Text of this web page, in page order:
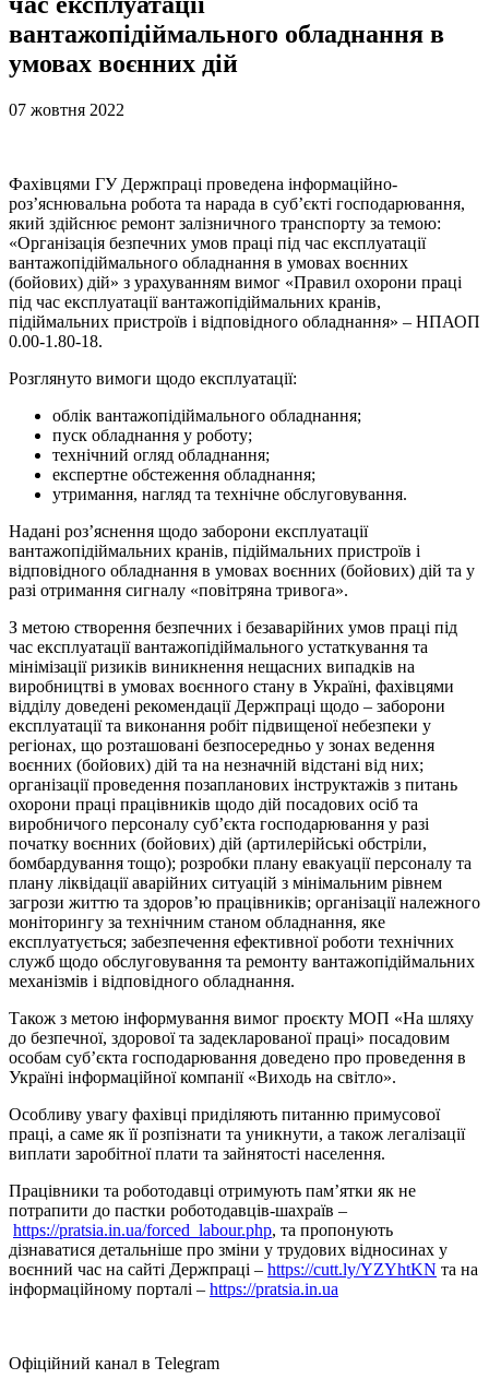
вантажопідіймального обладнання в
умовах воєнних дій
07 жовтня 2022
Фахівцями ГУ Держпраці проведена інформаційно-
роз’яснювальна робота та нарада в суб’єкті господарювання,
який здійснює ремонт залізничного транспорту за темою:
«Організація безпечних умов праці під час експлуатації
вантажопідіймального обладнання в умовах воєнних
(бойових) дій» з урахуванням вимог «Правил охорони праці
під час експлуатації вантажопідіймальних кранів,
підіймальних пристроїв і відповідного обладнання» – НПАОП
0.00-1.80-18.
Розглянуто вимоги щодо експлуатації:
облік вантажопідіймального обладнання;
пуск обладнання у роботу;
технічний огляд обладнання;
експертне обстеження обладнання;
утримання, нагляд та технічне обслуговування.
Надані роз’яснення щодо заборони експлуатації
вантажопідіймальних кранів, підіймальних пристроїв і
відповідного обладнання в умовах воєнних (бойових) дій та у
разі отримання сигналу «повітряна тривога».
З метою створення безпечних і безаварійних умов праці під
час експлуатації вантажопідіймального устаткування та
мінімізації ризиків виникнення нещасних випадків на
виробництві в умовах воєнного стану в Україні, фахівцями
відділу доведені рекомендації Держпраці щодо – заборони
експлуатації та виконання робіт підвищеної небезпеки у
регіонах, що розташовані безпосередньо у зонах ведення
воєнних (бойових) дій та на незначній відстані від них;
організації проведення позапланових інструктажів з питань
охорони праці працівників щодо дій посадових осіб та
виробничого персоналу суб’єкта господарювання у разі
початку воєнних (бойових) дій (артилерійські обстріли,
бомбардування тощо); розробки плану евакуації персоналу та
плану ліквідації аварійних ситуацій з мінімальним рівнем
загрози життю та здоров’ю працівників; організації належного
моніторингу за технічним станом обладнання, яке
експлуатується; забезпечення ефективної роботи технічних
служб щодо обслуговування та ремонту вантажопідіймальних
механізмів і відповідного обладнання.
Також з метою інформування вимог проєкту МОП «На шляху
до безпечної, здорової та задекларованої праці» посадовим
особам суб’єкта господарювання доведено про проведення в
Україні інформаційної компанії «Виходь на світло».
Особливу увагу фахівці приділяють питанню примусової
праці, а саме як її розпізнати та уникнути, а також легалізації
виплати заробітної плати та зайнятості населення.
Працівники та роботодавці отримують пам’ятки як не
потрапити до пастки роботодавців-шахраїв –
https://pratsia.in.ua/forced_labour.php, та пропонують
дізнаватися детальніше про зміни у трудових відносинах у
воєнний час на сайті Держпраці – https://cutt.ly/YZYhtKN та на
інформаційному порталі – https://pratsia.in.ua
Офіційний канал в Telegram